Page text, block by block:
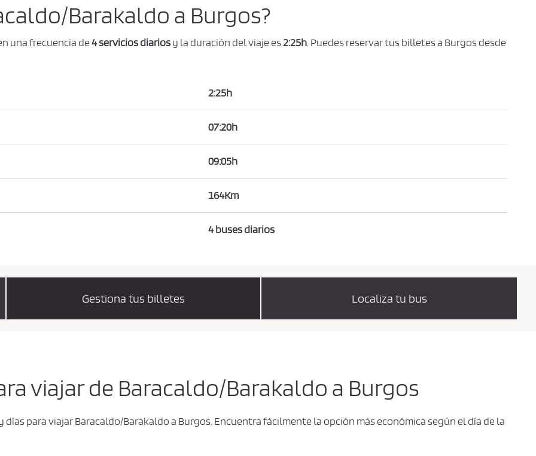
Barakaldo a Burgos?
una frecuencia de4 servicios diariosy la duración del viaje es2:25h. Puedes reservar tus billetes a Burgos desde
2:25h
07:20h
09:05h
164Km
4 buses diarios
Gestiona tus billetes Localiza tu bus
viajar de Baracaldo/Barakaldo a Burgos
para viajar Baracaldo/Barakaldo a Burgos. Encuentra fácilmente la opción más económica según el día de la